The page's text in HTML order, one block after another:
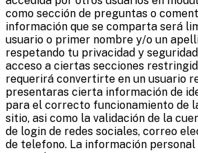
como sección de preguntas o
información que se comparta será
usuario o primer nombre y/o un
respetando tu privacidad y
acceso a ciertas secciones
requerirá convertirte en un usuario
presentaras cierta información de
para el correcto funcionamiento de
sitio, asi como la validación de la
de login de redes sociales, correo
de telefono. La información